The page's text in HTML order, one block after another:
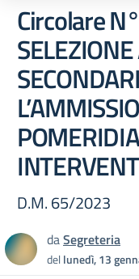
Circolare
D.M. 65/2023
daSegreteria
dellunedì, 13